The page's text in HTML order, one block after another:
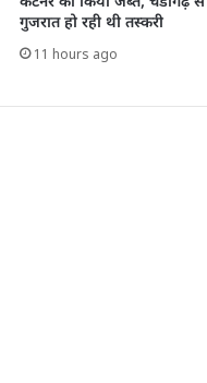
गुजरात हो रही थी तस्करी
11 hours ago